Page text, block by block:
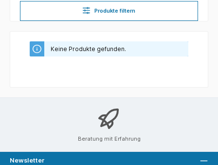
Produkte filtern
Keine Produkte gefunden.
Beratung mit Erfahrung
Newsletter